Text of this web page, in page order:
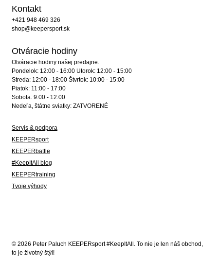
Kontakt
+421 948 469 326
shop@keepersport.sk
Otváracie hodiny
Otváracie hodiny našej predajne:
Pondelok: 12:00 - 16:00 Utorok: 12:00 - 15:00
Streda: 12:00 - 18:00 Štvrtok: 10:00 - 15:00
Piatok: 11:00 - 17:00
Sobota: 9:00 - 12:00
Nedeľa, štátne sviatky: ZATVORENÉ
Servis & podpora
KEEPERsport
KEEPERbattle
#KeepItAll blog
KEEPERtraining
Tvoje výhody
© 2026 Peter Paluch KEEPERsport #KeepItAll. To nie je len náš obchod,
to je životný štýl!